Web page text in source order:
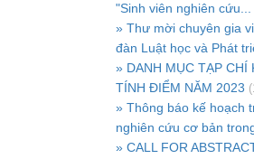
"Sinh viên nghiên cứu...
» Thư mời chuyên gia
đàn Luật học và Phát
» DANH MỤC TẠP
TÍNH ĐIỂM NĂM 2023
» Thông báo kế hoạch
nghiên cứu cơ bản
» CALL FOR